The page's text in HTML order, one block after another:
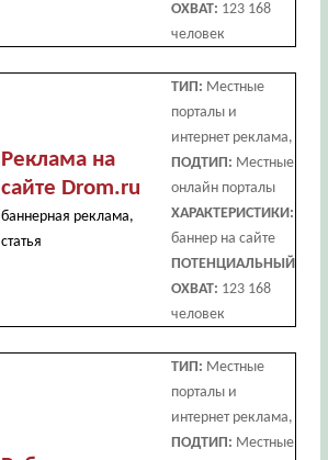
ОХВАТ: 123 168
человек
Реклама на
сайте Drom.ru
баннерная реклама,
статья
ТИП: Местные
порталы и
интернет реклама,
ПОДТИП: Местные
онлайн порталы
ХАРАКТЕРИСТИКИ:
баннер на сайте
ПОТЕНЦИАЛЬНЫЙ
ОХВАТ: 123 168
человек
ТИП: Местные
порталы и
интернет реклама,
ПОДТИП: Местные